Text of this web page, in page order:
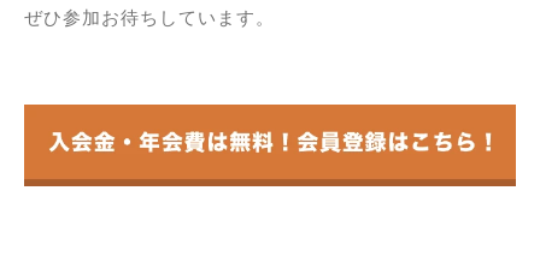
ぜひ参加お待ちしています。